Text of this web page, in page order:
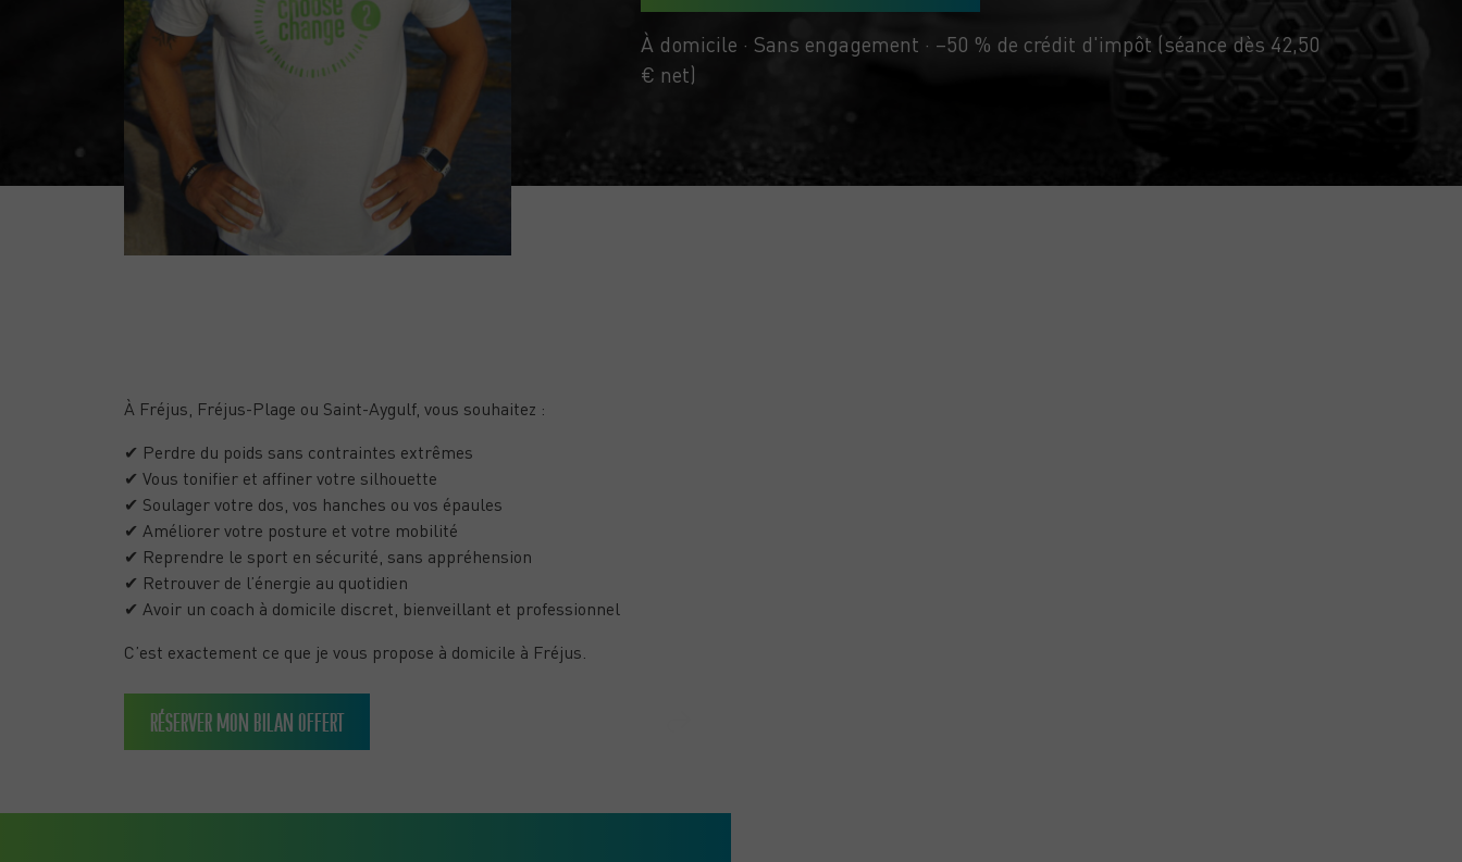
À domicile · Sans engagement · –50 % de crédit d'impôt (séance dès 42,50
€ net)
À Fréjus, Fréjus-Plage ou Saint-Aygulf, vous souhaitez :
✔ Perdre du poids sans contraintes extrêmes
✔ Vous tonifier et affiner votre silhouette
✔ Soulager votre dos, vos hanches ou vos épaules
✔ Améliorer votre posture et votre mobilité
✔ Reprendre le sport en sécurité, sans appréhension
✔ Retrouver de l’énergie au quotidien
✔ Avoir un coach à domicile discret, bienveillant et professionnel
C’est exactement ce que je vous propose à domicile à Fréjus.
RÉSERVER MON BILAN OFFERT